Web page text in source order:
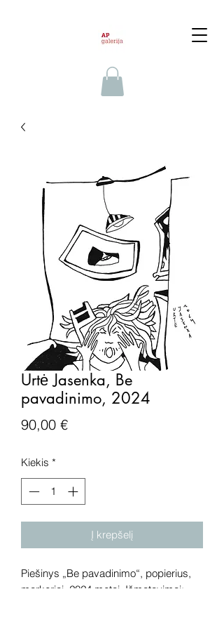
Urtė Jasenka, Be
pavadinimo, 2024
90,00 €Price
Kiekis *
Į krepšelį
Piešinys „Be pavadinimo“, popierius,
markeriai, 2024 metai. Išmatavimai: